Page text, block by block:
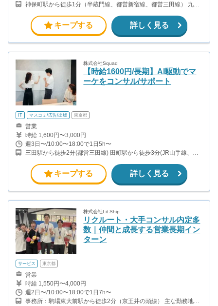
神保町駅から徒歩1分（半蔵門線、都営新宿線、都営三田線） 九段
から徒歩10分（東京メトロ千代田線）
キープする 詳しく見る
株式会社Squad
【時給1600円/長期】AI駆動でマ
ーケをコンサル/サポート
IT マスコミ/広告/出版 東京都
営業
時給 1,600円〜3,000円
週3日〜/10:00〜18:00で1日5h〜
三田駅から徒歩2分(都営三田線) 田町駅から徒歩3分(JR山手線、京
キープする 詳しく見る
株式会社Lit Ship
リクルート・大手コンサル内定多
数｜仲間と成長する営業長期イン
ターン
サービス 東京都
営業
時給 1,550円〜4,000円
週2日〜/10:00〜18:00で1日7h〜
事務所：駒場東大前駅から徒歩2分（京王井の頭線） 主な勤務地は